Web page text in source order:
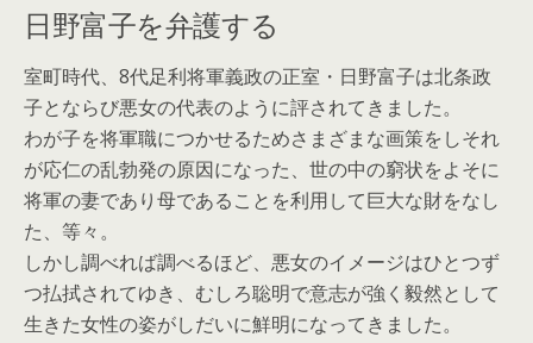
日野富子を弁護する
室町時代、8代足利将軍義政の正室・日野富子は北条政
子とならび悪女の代表のように評されてきました。
わが子を将軍職につかせるためさまざまな画策をしそれ
が応仁の乱勃発の原因になった、世の中の窮状をよそに
将軍の妻であり母であることを利用して巨大な財をなし
た、等々。
しかし調べれば調べるほど、悪女のイメージはひとつず
つ払拭されてゆき、むしろ聡明で意志が強く毅然として
生きた女性の姿がしだいに鮮明になってきました。